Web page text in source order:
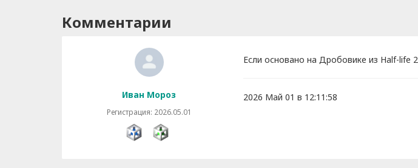
Комментарии
Иван Мороз
Регистрация: 2026.05.01
Если основано на Дробовике из Half-life 2
2026 Май 01 в 12:11:58